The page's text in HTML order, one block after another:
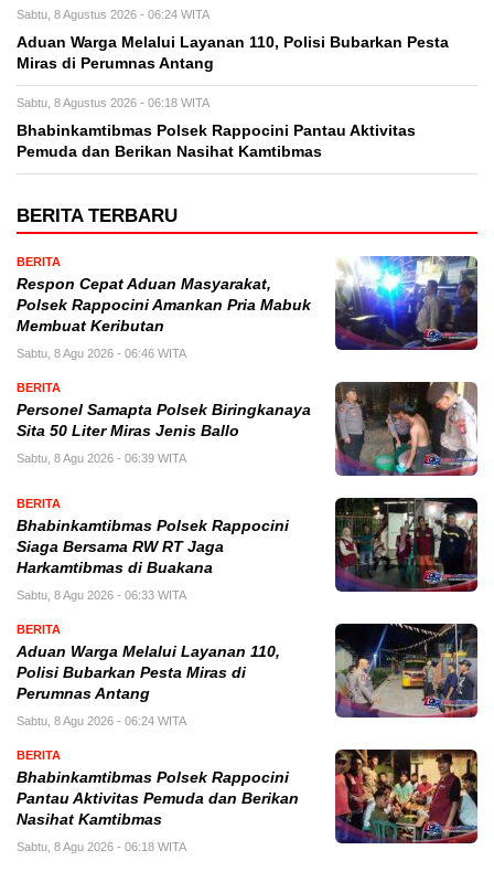
Sabtu, 8 Agustus 2026 - 06:24 WITA
Aduan Warga Melalui Layanan 110, Polisi Bubarkan Pesta
Miras di Perumnas Antang
Sabtu, 8 Agustus 2026 - 06:18 WITA
Bhabinkamtibmas Polsek Rappocini Pantau Aktivitas
Pemuda dan Berikan Nasihat Kamtibmas
BERITA TERBARU
BERITA
Respon Cepat Aduan Masyarakat,
Polsek Rappocini Amankan Pria Mabuk
Membuat Keributan
Sabtu, 8 Agu 2026 - 06:46 WITA
BERITA
Personel Samapta Polsek Biringkanaya
Sita 50 Liter Miras Jenis Ballo
Sabtu, 8 Agu 2026 - 06:39 WITA
BERITA
Bhabinkamtibmas Polsek Rappocini
Siaga Bersama RW RT Jaga
Harkamtibmas di Buakana
Sabtu, 8 Agu 2026 - 06:33 WITA
BERITA
Aduan Warga Melalui Layanan 110,
Polisi Bubarkan Pesta Miras di
Perumnas Antang
Sabtu, 8 Agu 2026 - 06:24 WITA
BERITA
Bhabinkamtibmas Polsek Rappocini
Pantau Aktivitas Pemuda dan Berikan
Nasihat Kamtibmas
Sabtu, 8 Agu 2026 - 06:18 WITA